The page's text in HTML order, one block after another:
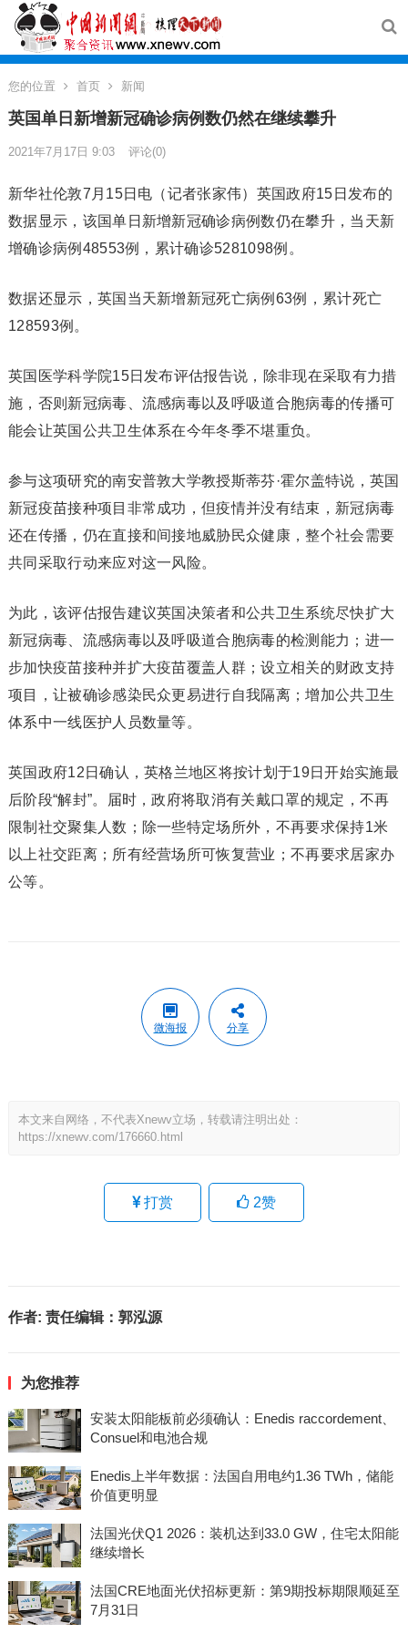
您的位置 首页 新闻
英国单日新增新冠确诊病例数仍然在继续攀升
2021年7月17日 9:03 评论(0)
新华社伦敦7月15日电（记者张家伟）英国政府15日发布的
数据显示，该国单日新增新冠确诊病例数仍在攀升，当天新
增确诊病例48553例，累计确诊5281098例。
数据还显示，英国当天新增新冠死亡病例63例，累计死亡
128593例。
英国医学科学院15日发布评估报告说，除非现在采取有力措
施，否则新冠病毒、流感病毒以及呼吸道合胞病毒的传播可
能会让英国公共卫生体系在今年冬季不堪重负。
参与这项研究的南安普敦大学教授斯蒂芬·霍尔盖特说，英国
新冠疫苗接种项目非常成功，但疫情并没有结束，新冠病毒
还在传播，仍在直接和间接地威胁民众健康，整个社会需要
共同采取行动来应对这一风险。
为此，该评估报告建议英国决策者和公共卫生系统尽快扩大
新冠病毒、流感病毒以及呼吸道合胞病毒的检测能力；进一
步加快疫苗接种并扩大疫苗覆盖人群；设立相关的财政支持
项目，让被确诊感染民众更易进行自我隔离；增加公共卫生
体系中一线医护人员数量等。
英国政府12日确认，英格兰地区将按计划于19日开始实施最
后阶段“解封”。届时，政府将取消有关戴口罩的规定，不再
限制社交聚集人数；除一些特定场所外，不再要求保持1米
以上社交距离；所有经营场所可恢复营业；不再要求居家办
公等。
微海报 分享
本文来自网络，不代表Xnewv立场，转载请注明出处：
https://xnewv.com/176660.html
打赏 2赞
作者: 责任编辑：郭泓源
为您推荐
安装太阳能板前必须确认：Enedis raccordement、
Consuel和电池合规
Enedis上半年数据：法国自用电约1.36 TWh，储能
价值更明显
法国光伏Q1 2026：装机达到33.0 GW，住宅太阳能
继续增长
法国CRE地面光伏招标更新：第9期投标期限顺延至
7月31日